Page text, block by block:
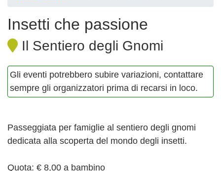
Insetti che passione
Il Sentiero degli Gnomi
Gli eventi potrebbero subire variazioni, contattare
sempre gli organizzatori prima di recarsi in loco.
Passeggiata per famiglie al sentiero degli gnomi
dedicata alla scoperta del mondo degli insetti.
Quota: € 8,00 a bambino